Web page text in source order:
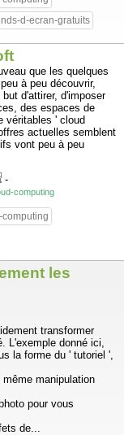
d-ecran-gratuits
que les quelques
à peu découvrir,
d'attirer, d'imposer
des espaces de
véritables ' cloud
actuelles semblent
vont peu à peu
-
computing
les
transformer
L'exemple donné ici,
la forme du ' tutoriel ',
manipulation
pour vous
de...